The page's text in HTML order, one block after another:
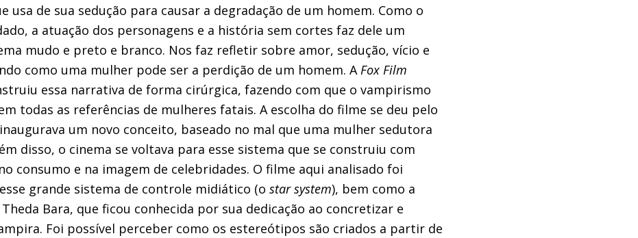
usa de sua sedução para causar a degradação de um homem. Como o
a atuação dos personagens e a história sem cortes faz dele um
mudo e preto e branco. Nos faz refletir sobre amor, sedução, vício e
como uma mulher pode ser a perdição de um homem. AFox Film
essa narrativa de forma cirúrgica, fazendo com que o vampirismo
todas as referências de mulheres fatais. A escolha do filme se deu pelo
um novo conceito, baseado no mal que uma mulher sedutora
disso, o cinema se voltava para esse sistema que se construiu com
consumo e na imagem de celebridades. O filme aqui analisado foi
grande sistema de controle midiático (o star system), bem como a
Bara, que ficou conhecida por sua dedicação ao concretizar e
Foi possível perceber como os estereótipos são criados a partir de